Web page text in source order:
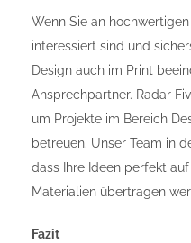
Wenn Sie an
interessiert sind und
Design auch im Print
Ansprechpartner. Radar
um Projekte im Bereich
betreuen. Unser Team in
dass Ihre Ideen perfekt
Materialien übertragen
Fazit